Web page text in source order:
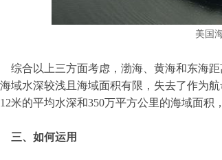
美国
综合以上三方面考虑，渤海、黄海和东海
域水深较浅且海域面积有限，失去了作为
米的平均水深和350万平方公里的海域面积
三、如何运用